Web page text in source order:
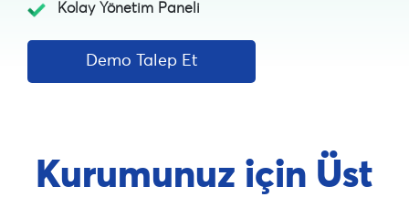
Kolay Yönetim Paneli
Demo Talep Et
Kurumunuz için Üst